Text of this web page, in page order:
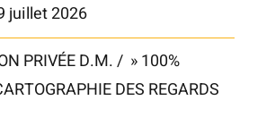
juillet 2026
PRIVÉE D.M. / » 100%
DES REGARDS